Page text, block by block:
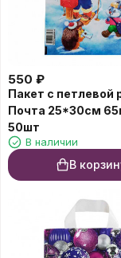
550 ₽
Пакет с петлевой
Почта 25*30см
50шт
В наличии
В